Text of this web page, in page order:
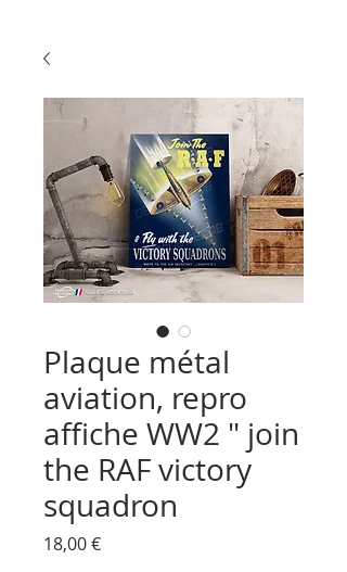
Plaque métal
aviation, repro
affiche WW2 " join
the RAF victory
squadron
18,00 €Prix